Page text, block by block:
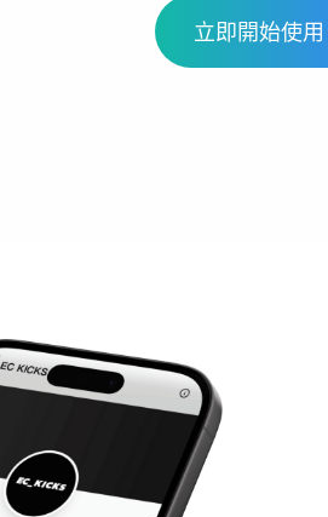
立即開始使用